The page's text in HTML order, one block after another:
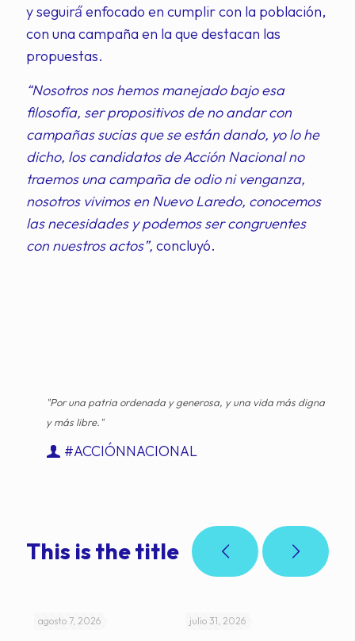
y seguirá́ enfocado en cumplir con la población,
con una campaña en la que destacan las
propuestas.
“Nosotros nos hemos manejado bajo esa
filosofía, ser propositivos de no andar con
campañas sucias que se están dando, yo lo he
dicho, los candidatos de Acción Nacional no
traemos una campaña de odio ni venganza,
nosotros vivimos en Nuevo Laredo, conocemos
las necesidades y podemos ser congruentes
con nuestros actos”, concluyó.
"Por una patria ordenada y generosa, y una vida más digna
y más libre."
#ACCIÓNNACIONAL
This is the title
agosto 7, 2026 julio 31, 2026